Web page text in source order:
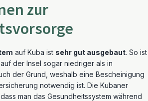
zur
auf Kuba ist sehr gut ausgebaut. So ist
der Insel sogar niedriger als in
der Grund, weshalb eine Bescheinigung
notwendig ist. Die Kubaner
man das Gesundheitssystem während